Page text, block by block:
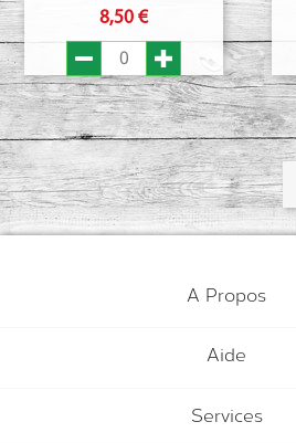
Prix
8,50 €
A Propos
Aide
Services